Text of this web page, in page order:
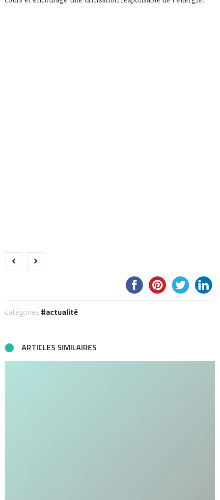
catégories: actualité
ARTICLES SIMILAIRES